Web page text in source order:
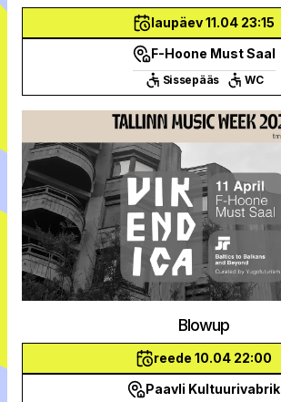
laupäev 11.04 23:15
F-Hoone Must Saal
Sissepääs WC
Blowup
reede 10.04 22:00
Paavli Kultuurivabrik